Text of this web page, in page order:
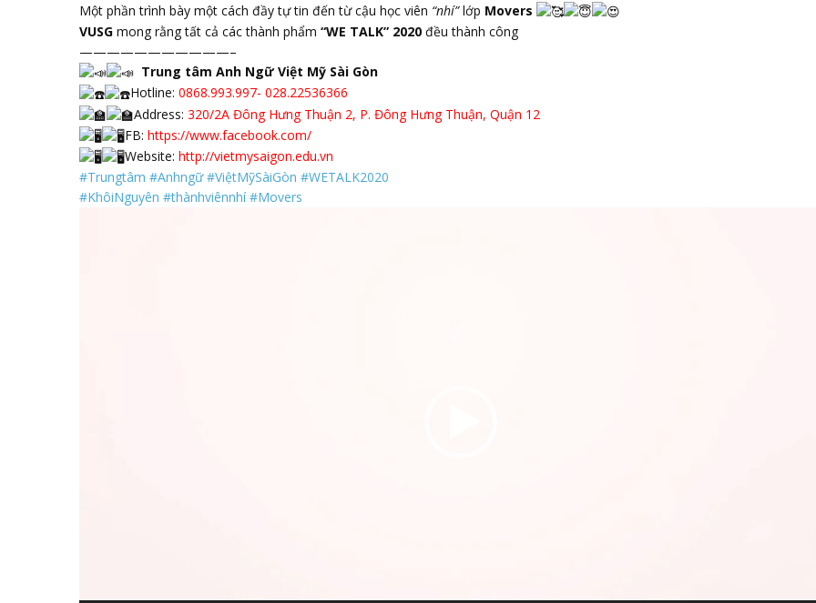
Một phần trình bày một cách đầy tự tin đến từ cậu học viên “nhí”lớp Movers
VUSG mong rằng tất cả các thành phẩm “WE TALK” 2020 đều thành công
———————————–
Trung tâm Anh Ngữ Việt Mỹ Sài Gòn
Hotline: 0868.993.997- 028.22536366
Address: 320/2A Đông Hưng Thuận 2, P. Đông Hưng Thuận, Quận 12
FB: https://www.facebook.com/
Website: http://vietmysaigon.edu.vn
#Trungtâm #Anhngữ #ViệtMỹSàiGòn #WETALK2020
#KhôiNguyên #thànhviênnhí #Movers